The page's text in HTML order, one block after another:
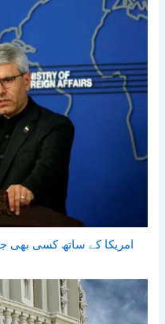
امریکا کے ساتھ کسی بھی